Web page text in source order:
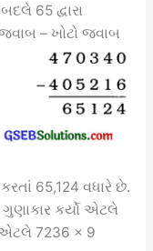
65 દ્વારા
– ખોટો જવાબ
65,124 વધારે છે.
કર્યો એટલે
એટલે 7236 × 9